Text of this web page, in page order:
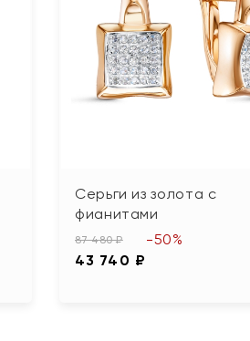
Серьги из золота с
фианитами
87 480 ₽
43 740 ₽
-50%